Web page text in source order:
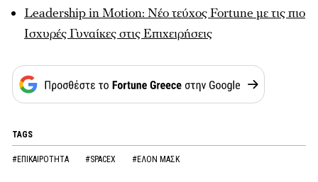
Leadership in Motion: Νέο τεύχος Fortune με τις πιο
Ισχυρές Γυναίκες στις Επιχειρήσεις
TAGS
#ΕΠΙΚΑΙΡΟΤΗΤΑ #SPACEX #ΕΛΟΝ ΜΑΣΚ